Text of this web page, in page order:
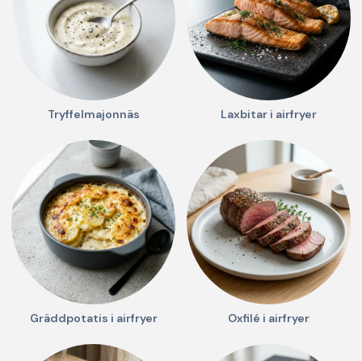
Tryffelmajonnäs Laxbitar i airfryer
Gräddpotatis i airfryer Oxfilé i airfryer